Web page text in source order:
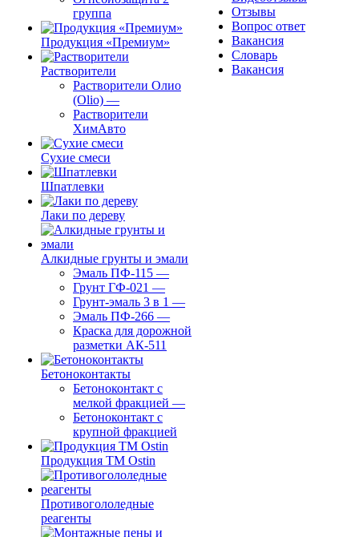
группа
Продукция «Премиум»
Растворители
Растворители Олио
(Olio) —
Растворители
ХимАвто
Сухие смеси
Шпатлевки
Лаки по дереву
Алкидные грунты и эмали
Эмаль ПФ-115 —
Грунт ГФ-021 —
Грунт-эмаль 3 в 1 —
Эмаль ПФ-266 —
Краска для дорожной
разметки АК-511
Бетоноконтакты
Бетоноконтакт с
мелкой фракцией —
Бетоноконтакт с
крупной фракцией
Продукция ТМ Ostin
Противогололедные
реагенты
Отзывы
Вопрос ответ
Вакансия
Словарь
Вакансия